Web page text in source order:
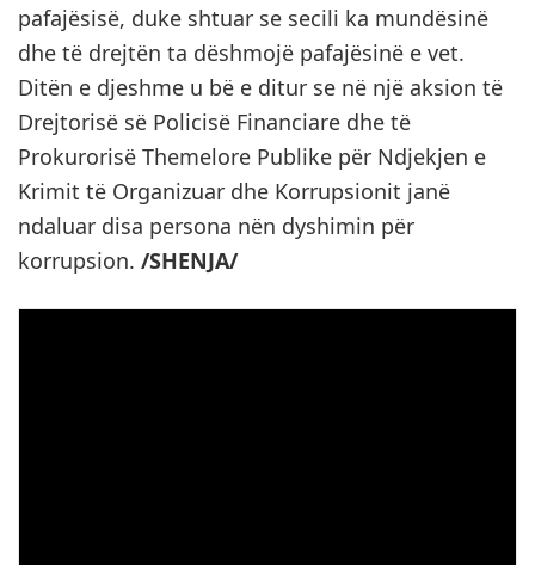
pafajësisë, duke shtuar se secili ka mundësinë
dhe të drejtën ta dëshmojë pafajësinë e vet.
Ditën e djeshme u bë e ditur se në një aksion të
Drejtorisë së Policisë Financiare dhe të
Prokurorisë Themelore Publike për Ndjekjen e
Krimit të Organizuar dhe Korrupsionit janë
ndaluar disa persona nën dyshimin për
korrupsion. /SHENJA/